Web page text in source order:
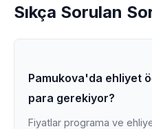
Sıkça Sorulan
Pamukova'da ehliyet
para gerekiyor?
Fiyatlar programa ve